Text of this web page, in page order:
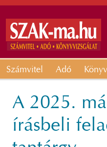
Számvitel Adó
A 2025.
írásbeli